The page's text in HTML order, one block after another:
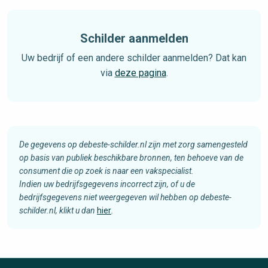
Schilder aanmelden
Uw bedrijf of een andere schilder aanmelden? Dat kan
via deze pagina.
De gegevens op debeste-schilder.nl zijn met zorg samengesteld
op basis van publiek beschikbare bronnen, ten behoeve van de
consument die op zoek is naar een vakspecialist.
Indien uw bedrijfsgegevens incorrect zijn, of u de
bedrijfsgegevens niet weergegeven wil hebben op debeste-
schilder.nl, klikt u dan hier